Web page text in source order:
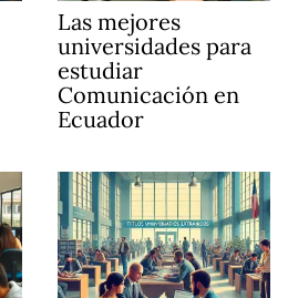
Las mejores
universidades para
estudiar
Comunicación en
Ecuador